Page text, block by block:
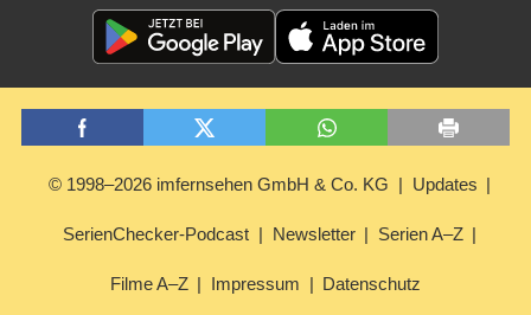
© 1998–2026 imfernsehen GmbH & Co. KG Updates
SerienChecker-Podcast Newsletter Serien A–Z
Filme A–Z Impressum Datenschutz